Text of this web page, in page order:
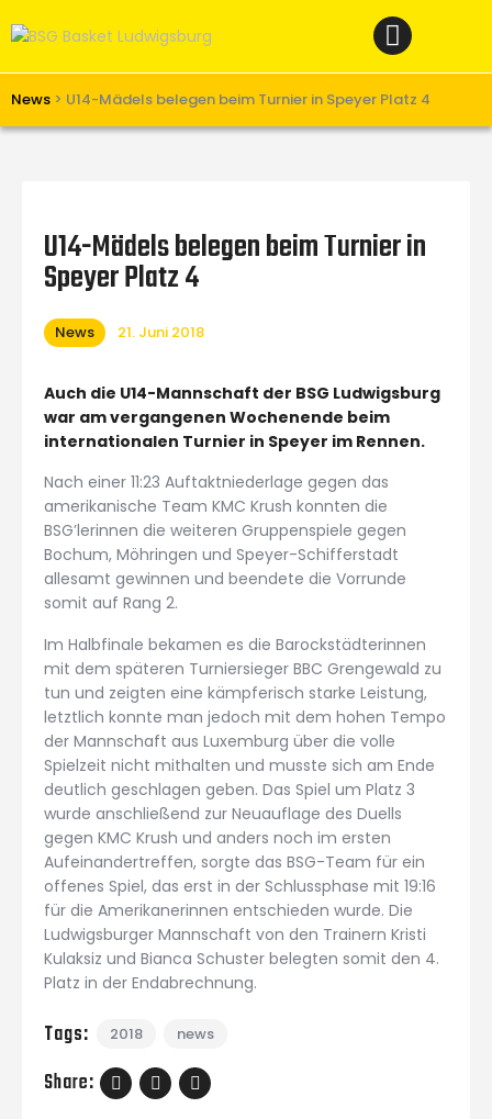
News > U14-Mädels belegen beim Turnier in Speyer Platz 4
Verein
Unterstützen
U14-Mädels belegen beim Turnier in
Speyer Platz 4
News 21. Juni 2018
Auch die U14-Mannschaft der BSG Ludwigsburg
war am vergangenen Wochenende beim
internationalen Turnier in Speyer im Rennen.
Nach einer 11:23 Auftaktniederlage gegen das
amerikanische Team KMC Krush konnten die
BSG’lerinnen die weiteren Gruppenspiele gegen
Bochum, Möhringen und Speyer-Schifferstadt
allesamt gewinnen und beendete die Vorrunde
somit auf Rang 2.
Im Halbfinale bekamen es die Barockstädterinnen
mit dem späteren Turniersieger BBC Grengewald zu
tun und zeigten eine kämpferisch starke Leistung,
letztlich konnte man jedoch mit dem hohen Tempo
der Mannschaft aus Luxemburg über die volle
Spielzeit nicht mithalten und musste sich am Ende
deutlich geschlagen geben. Das Spiel um Platz 3
wurde anschließend zur Neuauflage des Duells
gegen KMC Krush und anders noch im ersten
Aufeinandertreffen, sorgte das BSG-Team für ein
offenes Spiel, das erst in der Schlussphase mit 19:16
für die Amerikanerinnen entschieden wurde. Die
Ludwigsburger Mannschaft von den Trainern Kristi
Kulaksiz und Bianca Schuster belegten somit den 4.
Platz in der Endabrechnung.
Tags: 2018 news
Share: